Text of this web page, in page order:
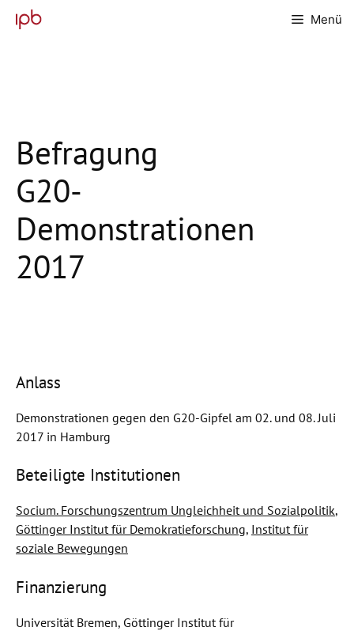
Inhalt
Menü
Befragung
G20-
Demonstrationen
2017
Anlass
Demonstrationen gegen den G20-Gipfel am 02. und 08. Juli
2017 in Hamburg
Beteiligte Institutionen
Socium. Forschungszentrum Ungleichheit und Sozialpolitik,
Göttinger Institut für Demokratieforschung, Institut für
soziale Bewegungen
Finanzierung
Universität Bremen, Göttinger Institut für